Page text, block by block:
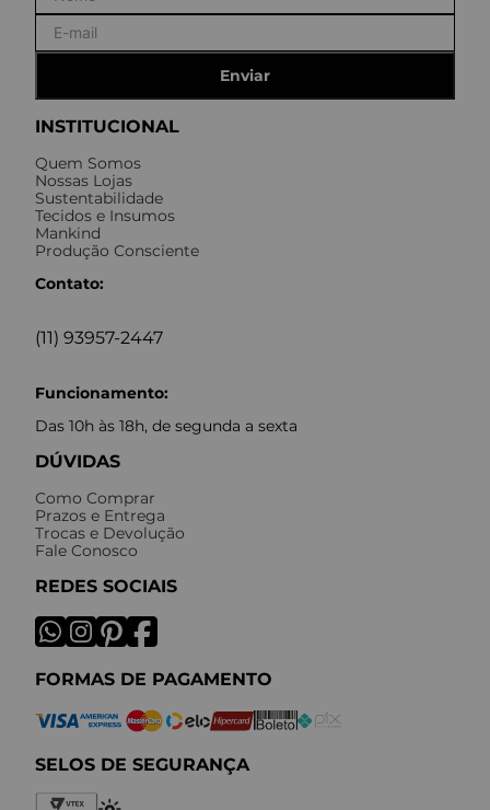
INSTITUCIONAL
Quem Somos
Nossas Lojas
Sustentabilidade
Tecidos e Insumos
Mankind
Produção Consciente
Contato:
(11) 93957-2447
Funcionamento:
Das 10h às 18h, de segunda a sexta
DÚVIDAS
Como Comprar
Prazos e Entrega
Trocas e Devolução
Fale Conosco
REDES SOCIAIS
FORMAS DE PAGAMENTO
SELOS DE SEGURANÇA
Enviar